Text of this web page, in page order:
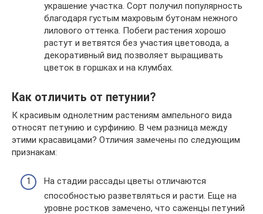
украшение участка. Сорт получил популярность
благодаря густым махровым бутонам нежного
лилового оттенка. Побеги растения хорошо
растут и ветвятся без участия цветовода, а
декоративный вид позволяет выращивать
цветок в горшках и на клумбах.
Как отличить от петунии?
К красивым однолетним растениям ампельного вида
относят петунию и сурфинию. В чем разница между
этими красавицами? Отличия замечены по следующим
признакам:
На стадии рассады цветы отличаются
способностью разветвляться и расти. Еще на
уровне ростков замечено, что саженцы петуний